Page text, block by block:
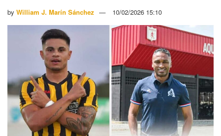
by William J. Marín Sánchez 10/02/2026 15:10